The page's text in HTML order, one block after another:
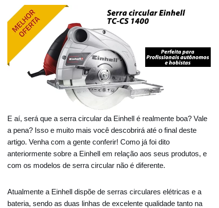
E aí, será que a serra circular da Einhell é realmente boa? Vale
a pena? Isso e muito mais você descobrirá até o final deste
artigo. Venha com a gente conferir! Como já foi dito
anteriormente sobre a Einhell em relação aos seus produtos, e
com os modelos de serra circular não é diferente.
Atualmente a Einhell dispõe de serras circulares elétricas e a
bateria, sendo as duas linhas de excelente qualidade tanto na